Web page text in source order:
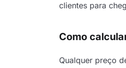
clientes para
Como
Qualquer preço